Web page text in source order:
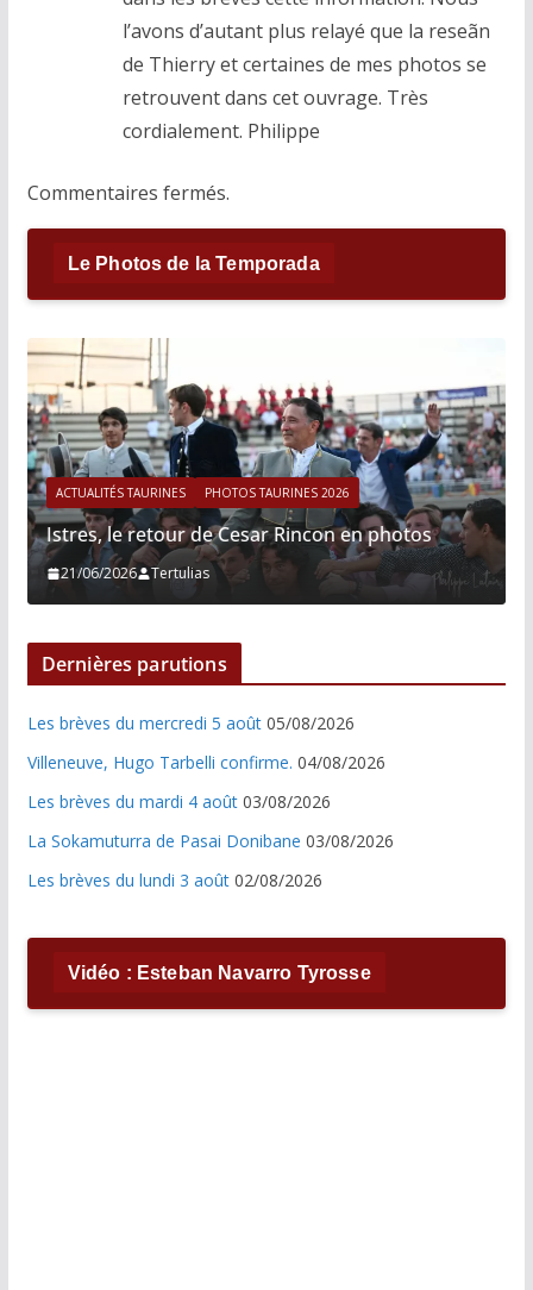
l’avons d’autant plus relayé que la reseãn
de Thierry et certaines de mes photos se
retrouvent dans cet ouvrage. Très
cordialement. Philippe
Commentaires fermés.
Le Photos de la Temporada
ACTUALITÉS TAURINES PHOTOS TAURINES 2026
Istres, le retour de Cesar Rincon en photos
21/06/2026 Tertulias
Dernières parutions
Les brèves du mercredi 5 août 05/08/2026
Villeneuve, Hugo Tarbelli confirme. 04/08/2026
Les brèves du mardi 4 août 03/08/2026
La Sokamuturra de Pasai Donibane 03/08/2026
Les brèves du lundi 3 août 02/08/2026
Vidéo : Esteban Navarro Tyrosse